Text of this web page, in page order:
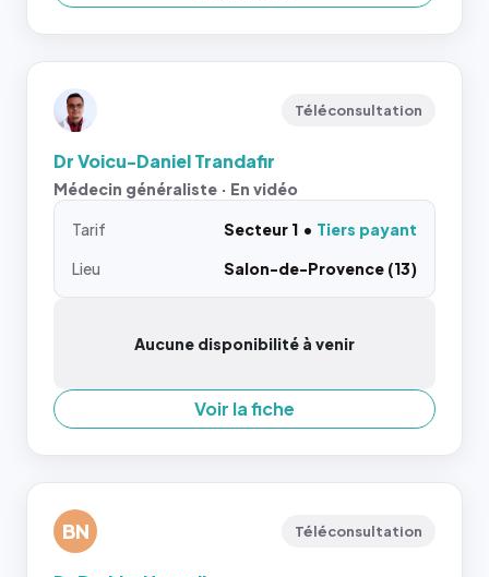
Téléconsultation
Dr Voicu-Daniel Trandafir
Médecin généraliste · En vidéo
Tarif Secteur 1
Tiers payant
Lieu
Salon-de-Provence (13)
Aucune disponibilité à venir
Voir la fiche
BN Téléconsultation